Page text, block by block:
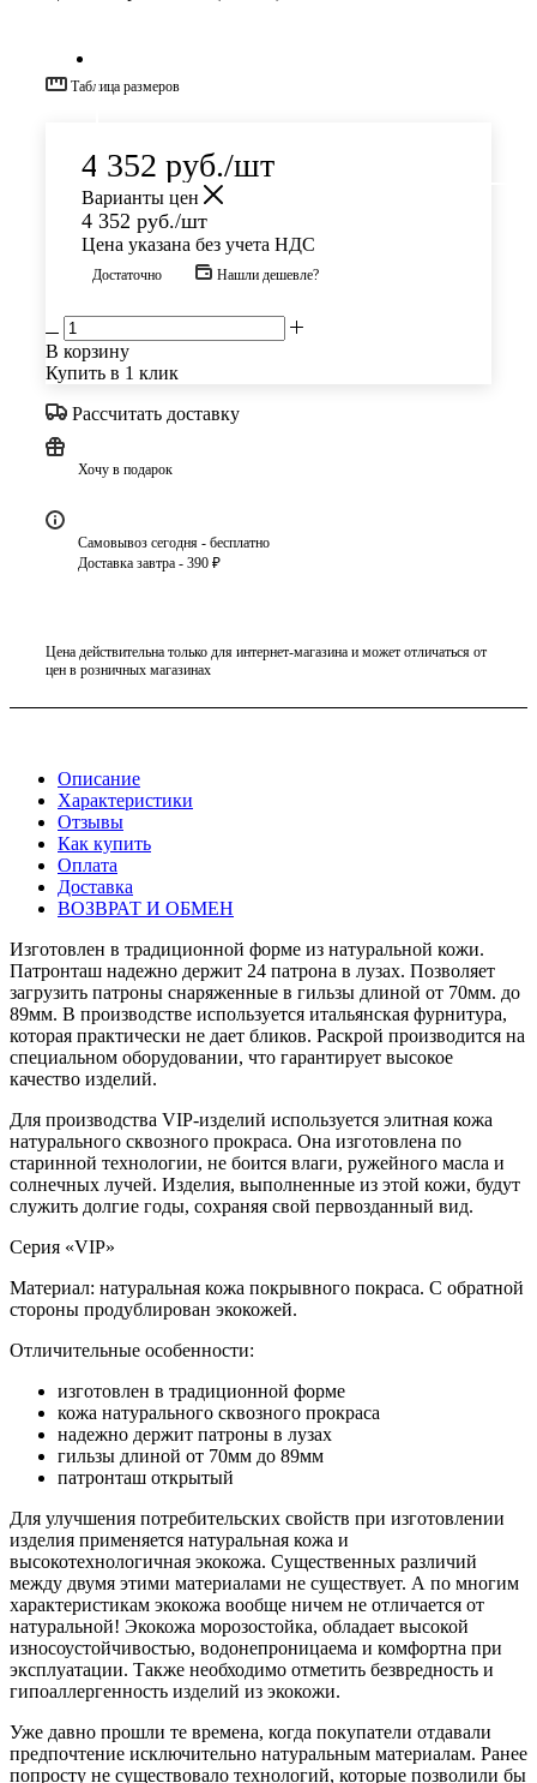
Таблица размеров
4 352 руб./шт
Варианты цен
4 352 руб./шт
Цена указана без учета НДС
Достаточно Нашли дешевле?
В корзину
Купить в 1 клик
Рассчитать доставку
Хочу в подарок
Самовывоз сегодня - бесплатно
Доставка завтра - 390 ₽
Цена действительна только для интернет-магазина и может отличаться от
цен в розничных магазинах
Описание
Характеристики
Отзывы
Как купить
Оплата
Доставка
ВОЗВРАТ И ОБМЕН
Изготовлен в традиционной форме из натуральной кожи.
Патронташ надежно держит 24 патрона в лузах. Позволяет
загрузить патроны снаряженные в гильзы длиной от 70мм. до
89мм. В производстве используется итальянская фурнитура,
которая практически не дает бликов. Раскрой производится на
специальном оборудовании, что гарантирует высокое
качество изделий.
Для производства VIP-изделий используется элитная кожа
натурального сквозного прокраса. Она изготовлена по
старинной технологии, не боится влаги, ружейного масла и
солнечных лучей. Изделия, выполненные из этой кожи, будут
служить долгие годы, сохраняя свой первозданный вид.
Серия «VIP»
Материал: натуральная кожа покрывного покраса. С обратной
стороны продублирован экокожей.
Отличительные особенности:
изготовлен в традиционной форме
кожа натурального сквозного прокраса
надежно держит патроны в лузах
гильзы длиной от 70мм до 89мм
патронташ открытый
Для улучшения потребительских свойств при изготовлении
изделия применяется натуральная кожа и
высокотехнологичная экокожа. Существенных различий
между двумя этими материалами не существует. А по многим
характеристикам экокожа вообще ничем не отличается от
натуральной! Экокожа морозостойка, обладает высокой
износоустойчивостью, водонепроницаема и комфортна при
эксплуатации. Также необходимо отметить безвредность и
гипоаллергенность изделий из экокожи.
Уже давно прошли те времена, когда покупатели отдавали
предпочтение исключительно натуральным материалам. Ранее
попросту не существовало технологий, которые позволили бы